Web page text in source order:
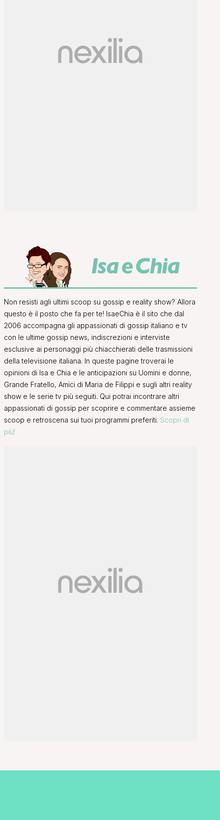
Non resisti agli ultimi scoop su gossip e reality show? Allora
questo è il posto che fa per te! IsaeChia è il sito che dal
2006 accompagna gli appassionati di gossip italiano e tv
con le ultime gossip news, indiscrezioni e interviste
esclusive ai personaggi più chiacchierati delle trasmissioni
della televisione italiana. In queste pagine troverai le
opinioni di Isa e Chia e le anticipazioni su Uomini e donne,
Grande Fratello, Amici di Maria de Filippi e sugli altri reality
show e le serie tv più seguiti. Qui potrai incontrare altri
appassionati di gossip per scoprire e commentare assieme
scoop e retroscena sui tuoi programmi preferiti. Scopri di
più!